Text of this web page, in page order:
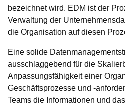
bezeichnet wird. EDM ist der
Verwaltung der
die Organisation auf diesen
Eine solide
ausschlaggebend für die
Anpassungsfähigkeit einer
Geschäftsprozesse und -
Teams die Informationen und